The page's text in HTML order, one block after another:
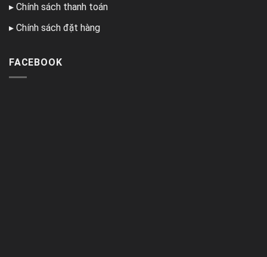
▸ Chính sách thanh toán
▸ Chính sách đặt hàng
FACEBOOK